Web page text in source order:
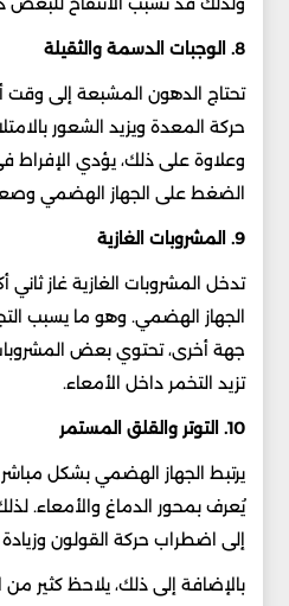
8. الوجبات الدسمة والثقيلة
تحتاج الدهون المشبعة إلى
حركة المعدة ويزيد الشعور
وعلاوة على ذلك، يؤدي الإفراط
الضغط على الجهاز الهضمي
9. المشروبات الغازية
تدخل المشروبات الغازية غاز ثاني
الجهاز الهضمي. وهو ما يسبب
جهة أخرى، تحتوي بعض
تزيد التخمر داخل الأمعاء.
10. التوتر والقلق المستمر
يرتبط الجهاز الهضمي بشكل مباشر
يُعرف بمحور الدماغ والأمعاء.
إلى اضطراب حركة القولون وزيادة
بالإضافة إلى ذلك، يلاحظ كثير